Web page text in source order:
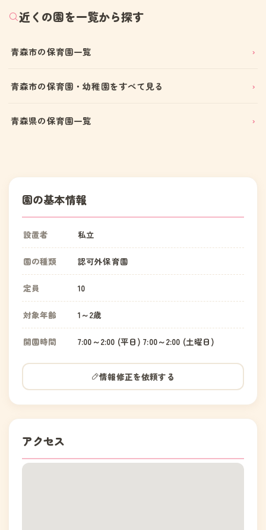
近くの園を一覧から探す
青森市の保育園一覧
青森市の保育園・幼稚園をすべて見る
青森県の保育園一覧
園の基本情報
設置者 私立
園の種類 認可外保育園
定員 10
対象年齢 1～2歳
開園時間 7:00～2:00 (平日) 7:00～2:00 (土曜日)
情報修正を依頼する
アクセス